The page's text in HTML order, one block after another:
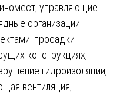
управляющие
организации
просадки
конструкциях,
гидроизоляции,
вентиляция,